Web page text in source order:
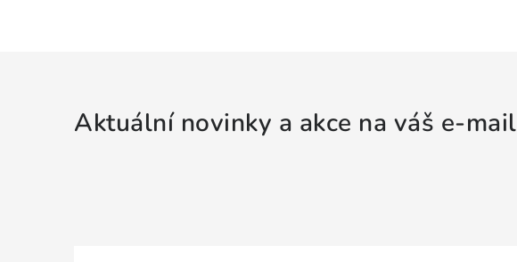
Aktuální novinky a akce na váš e-mail